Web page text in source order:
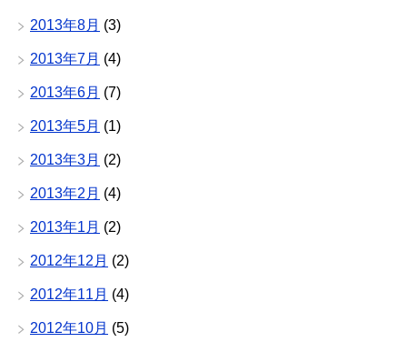
2013年8月 (3)
2013年7月 (4)
2013年6月 (7)
2013年5月 (1)
2013年3月 (2)
2013年2月 (4)
2013年1月 (2)
2012年12月 (2)
2012年11月 (4)
2012年10月 (5)